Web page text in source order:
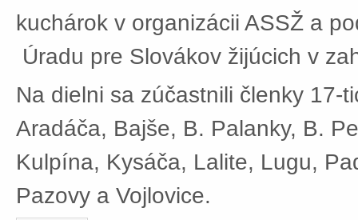
kuchárok v organizácii ASSŽ a
Úradu pre Slovákov žijúcich v
Na dielni sa zúčastnili členky 17-
Aradáča, Bajše, B. Palanky, B.
Kulpína, Kysáča, Lalite, Lugu,
Pazovy a Vojlovice.